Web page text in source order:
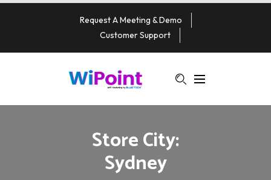
Request A Meeting & Demo
Customer Support
Store City:
Sydney